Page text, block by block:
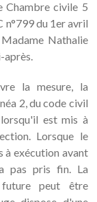
Chambre civile 5
n°799 du 1er avril
Nathalie
après.
la mesure, la
2, du code civil
est mis à
Lorsque le
à exécution avant
pas pris fin. La
peut être